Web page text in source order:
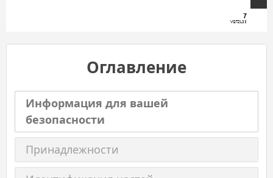
7
VQT2L33
Оглавление
Информация для вашей
безопасности
Принадлежности